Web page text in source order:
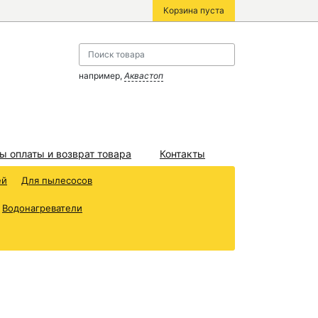
Корзина пуста
например, Аквастоп
оплаты и возврат товара Контакты
Для пылесосов
Водонагреватели